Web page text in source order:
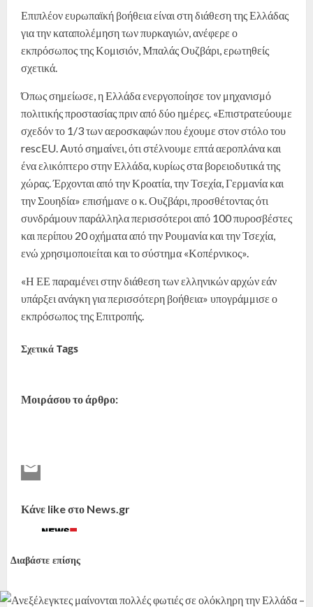
Επιπλέον ευρωπαϊκή βοήθεια είναι στη διάθεση της Ελλάδας
για την καταπολέμηση των πυρκαγιών, ανέφερε ο
εκπρόσωπος της Κομισιόν, Μπαλάς Ουζβάρι, ερωτηθείς
σχετικά.
Όπως σημείωσε, η Ελλάδα ενεργοποίησε τον μηχανισμό
πολιτικής προστασίας πριν από δύο ημέρες. «Επιστρατεύουμε
σχεδόν το 1/3 των αεροσκαφών που έχουμε στον στόλο του
rescEU. Aυτό σημαίνει, ότι στέλνουμε επτά αεροπλάνα και
ένα ελικόπτερο στην Ελλάδα, κυρίως στα βορειοδυτικά της
χώρας. Έρχονται από την Κροατία, την Τσεχία, Γερμανία και
την Σουηδία» επισήμανε ο κ. Ουζβάρι, προσθέτοντας ότι
συνδράμουν παράλληλα περισσότεροι από 100 πυροσβέστες
και περίπου 20 οχήματα από την Ρουμανία και την Τσεχία,
ενώ χρησιμοποιείται και το σύστημα «Κοπέρνικος».
«Η ΕΕ παραμένει στην διάθεση των ελληνικών αρχών εάν
υπάρξει ανάγκη για περισσότερη βοήθεια» υπογράμμισε ο
εκπρόσωπος της Επιτροπής.
Σχετικά Tags
Μοιράσου το άρθρο:
Κάνε like στο News.gr
Διαβάστε επίσης